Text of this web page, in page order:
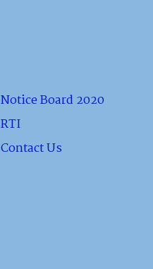
Notice Board 2020
RTI
Contact Us